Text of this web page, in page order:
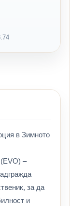
в Зимното
–
за да
и